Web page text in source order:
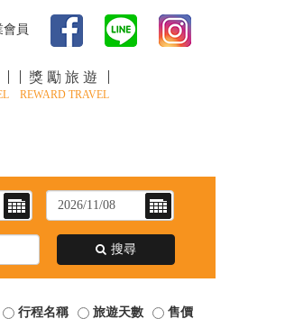
會員
獎勵旅遊
REWARD TRAVEL
搜尋
行程名稱 旅遊天數 售價